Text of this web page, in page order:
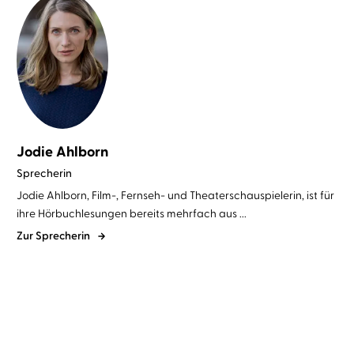
Jodie Ahlborn
Sprecherin
Jodie Ahlborn, Film-, Fernseh- und Theaterschauspielerin, ist für
ihre Hörbuchlesungen bereits mehrfach aus ...
Zur Sprecherin